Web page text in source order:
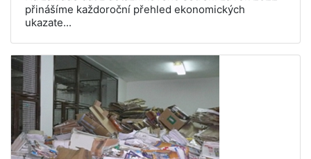
přinášíme každoroční přehled ekonomických
ukazate...